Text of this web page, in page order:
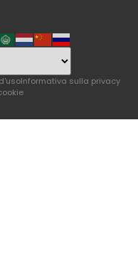
Informativa sulla privacy